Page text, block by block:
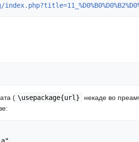
( \usepackage{url}
некаде во